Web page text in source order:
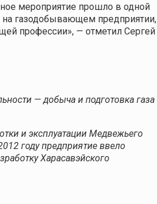
мероприятие прошло в одной
на газодобывающем предприятии,
профессии», — отметил Сергей
— добыча и подготовка газа
и эксплуатации Медвежьего
году предприятие ввело
Харасавэйского